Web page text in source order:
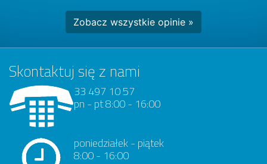
Zobacz wszystkie opinie »
Skontaktuj się z nami
33 497 10 57
pn - pt 8:00 - 16:00
poniedziałek - piątek
8:00 - 16:00